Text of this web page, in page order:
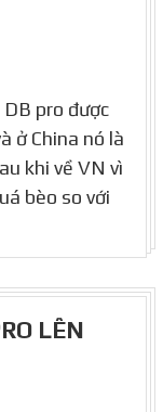
pro được
ở China nó là
khi về VN vì
bèo so với
LÊN